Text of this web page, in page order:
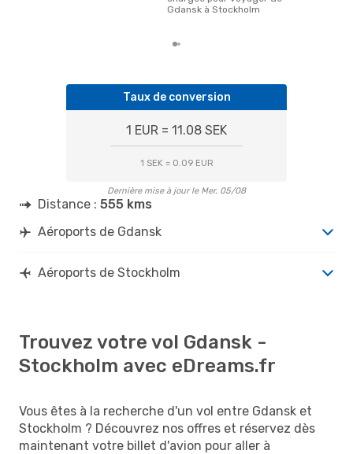
Gdansk à Stockholm
Taux de conversion
1 EUR = 11.08 SEK
1 SEK = 0.09 EUR
Dernière mise à jour le Mer. 05/08
Distance : 555 kms
Aéroports de Gdansk
Aéroports de Stockholm
Trouvez votre vol Gdansk -
Stockholm avec eDreams.fr
Vous êtes à la recherche d'un vol entre Gdansk et
Stockholm ? Découvrez nos offres et réservez dès
maintenant votre billet d'avion pour aller à